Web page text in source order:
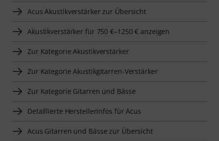
Acus Akustikverstärker zur Übersicht
Akustikverstärker für 750 €–1250 € anzeigen
Zur Kategorie Akustikverstärker
Zur Kategorie Akustikgitarren-Verstärker
Zur Kategorie Gitarren und Bässe
Detaillierte Herstellerinfos für Acus
Acus Gitarren und Bässe zur Übersicht